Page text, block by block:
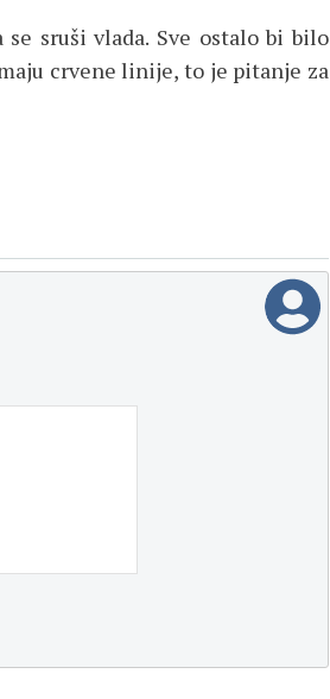
sruši vlada. Sve ostalo bi bilo
crvene linije, to je pitanje za